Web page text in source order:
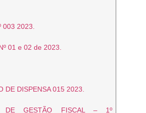
003 2023.
01 e 02 de 2023.
DE DISPENSA 015 2023.
DE GESTÃO FISCAL – 1º